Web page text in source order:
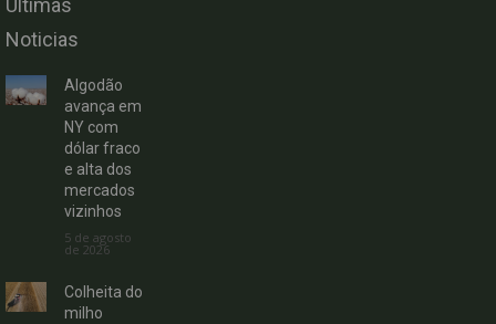
Últimas
Noticias
Algodão
avança em
NY com
dólar fraco
e alta dos
mercados
vizinhos
5 de agosto
de 2026
Colheita do
milho